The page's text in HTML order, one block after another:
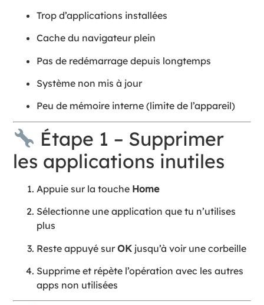
Trop d’applications installées
Cache du navigateur plein
Pas de redémarrage depuis longtemps
Système non mis à jour
Peu de mémoire interne (limite de l’appareil)
Étape 1 – Supprimer
les applications inutiles
Appuie sur la touche Home
Sélectionne une application que tu n’utilises
plus
Reste appuyé surOK jusqu’à voir une corbeille
Supprime et répète l’opération avec les autres
apps non utilisées